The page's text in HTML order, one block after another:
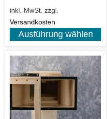
inkl. MwSt. zzgl.
Versandkosten
Ausführung wählen